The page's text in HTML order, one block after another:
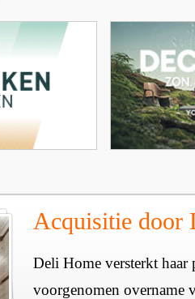
Acquisitie door
Deli Home versterkt haar
voorgenomen overname